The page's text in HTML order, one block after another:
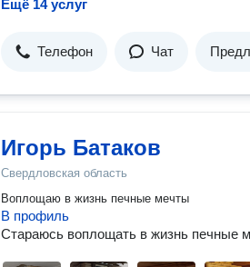
Ещё 14 услуг
Телефон Чат
Игорь Батаков
Свердловская область
Воплощаю в жизнь печные мечты
В профиль
Стараюсь воплощать в жизнь печные